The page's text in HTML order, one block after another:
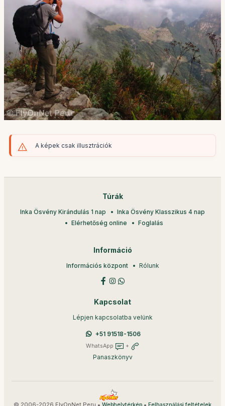
A képek csak illusztrációk
Túrák
Inka Ösvény Kirándulás 1 nap
Inka Ösvény Klasszikus 4 nap
Elérhetőség online
Foglalás
Információ
Információs központ Rólunk
Kapcsolat
Lépjen kapcsolatba velünk
+51 91518-1506
WhatsApp +
Panaszkönyv
© 2006-2026 FlyOnNet Peru • •